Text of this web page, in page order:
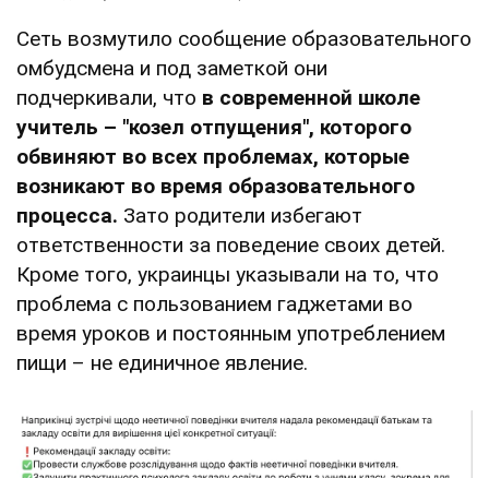
Сеть возмутило сообщение образовательного
омбудсмена и под заметкой они
подчеркивали, что в современной школе
учитель – "козел отпущения", которого
обвиняют во всех проблемах, которые
возникают во время образовательного
процесса. Зато родители избегают
ответственности за поведение своих детей.
Кроме того, украинцы указывали на то, что
проблема с пользованием гаджетами во
время уроков и постоянным употреблением
пищи – не единичное явление.